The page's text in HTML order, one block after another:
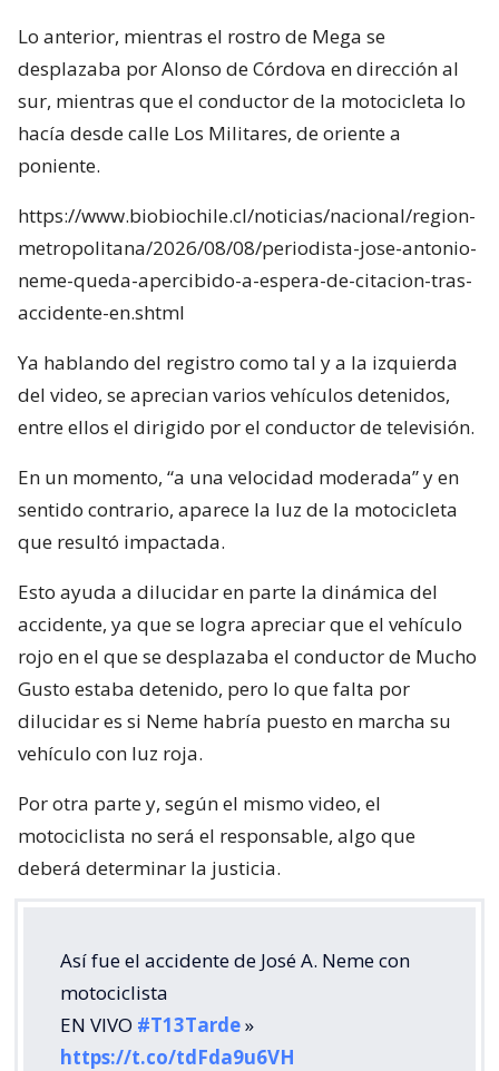
Lo anterior, mientras el rostro de Mega se
desplazaba por Alonso de Córdova en dirección al
sur, mientras que el conductor de la motocicleta lo
hacía desde calle Los Militares, de oriente a
poniente.
https://www.biobiochile.cl/noticias/nacional/region-
metropolitana/2026/08/08/periodista-jose-antonio-
neme-queda-apercibido-a-espera-de-citacion-tras-
accidente-en.shtml
Ya hablando del registro como tal y a la izquierda
del video, se aprecian varios vehículos detenidos,
entre ellos el dirigido por el conductor de televisión.
En un momento, “a una velocidad moderada” y en
sentido contrario, aparece la luz de la motocicleta
que resultó impactada.
Esto ayuda a dilucidar en parte la dinámica del
accidente, ya que se logra apreciar que el vehículo
rojo en el que se desplazaba el conductor de Mucho
Gusto estaba detenido, pero lo que falta por
dilucidar es si Neme habría puesto en marcha su
vehículo con luz roja.
Por otra parte y, según el mismo video, el
motociclista no será el responsable, algo que
deberá determinar la justicia.
Así fue el accidente de José A. Neme con
motociclista
EN VIVO #T13Tarde»
https://t.co/tdFda9u6VH